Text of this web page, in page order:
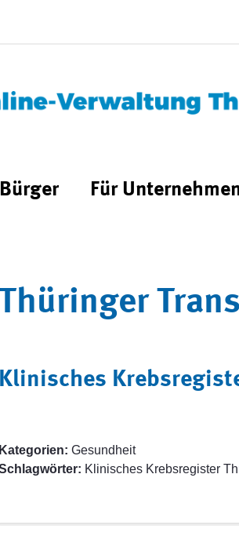
Für
Klinisches
Kategorien: Gesundheit
Klinisches Krebsregister